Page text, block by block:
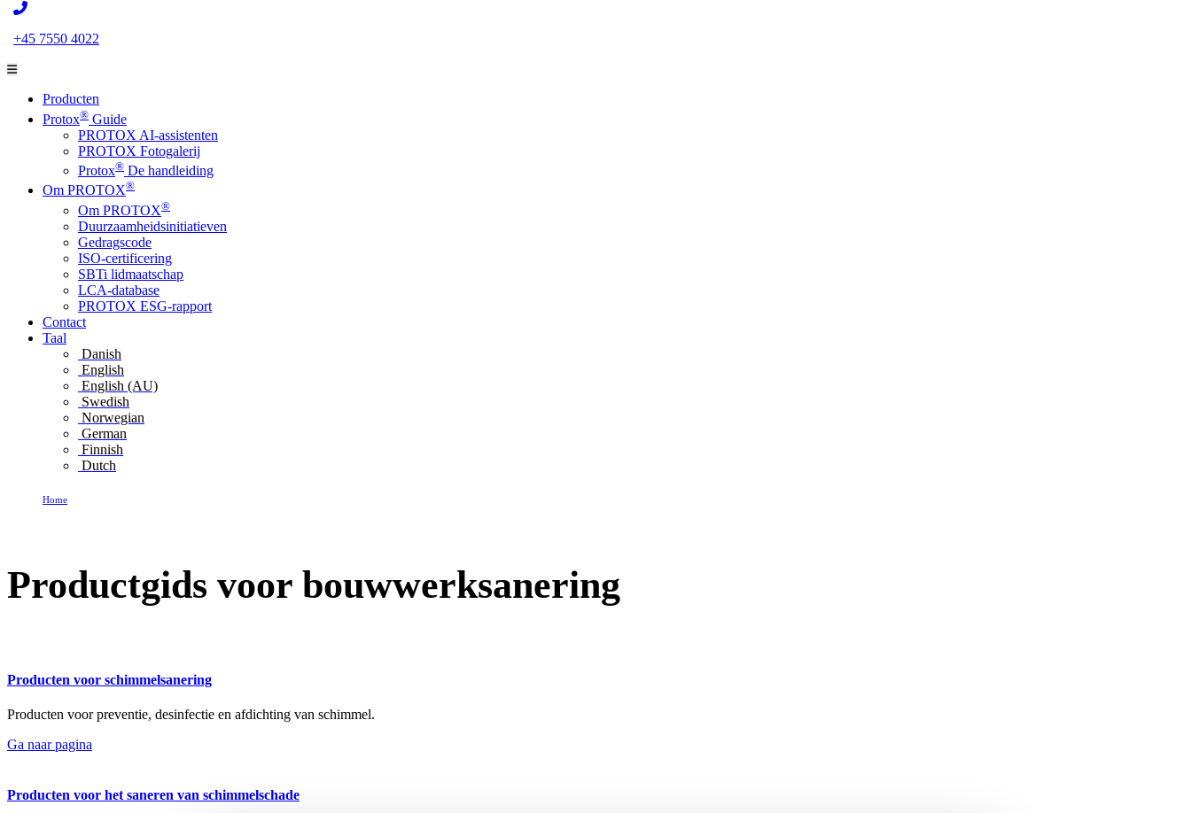
+45 7550 4022
Producten
Protox® Guide
PROTOX AI-assistenten
PROTOX Fotogalerij
Protox® De handleiding
Om PROTOX®
Om PROTOX®
Duurzaamheidsinitiatieven
Gedragscode
ISO-certificering
SBTi lidmaatschap
LCA-database
PROTOX ESG-rapport
Contact
Taal
Danish
English
English (AU)
Swedish
Norwegian
German
Finnish
Dutch
Home
Productgids voor bouwwerksanering
Producten voor schimmelsanering
Producten voor preventie, desinfectie en afdichting van schimmel.
Ga naar pagina
Producten voor het saneren van schimmelschade